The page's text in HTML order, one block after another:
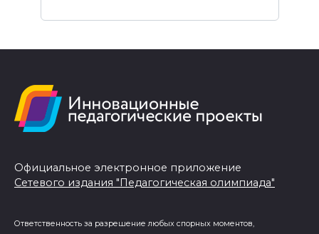
Официальное электронное приложение
Сетевого издания "Педагогическая олимпиада"
Ответственность за разрешение любых спорных моментов,